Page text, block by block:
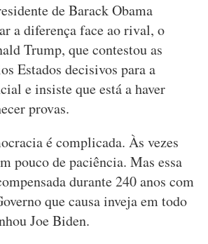
de Barack Obama
a diferença face ao rival, o
Trump, que contestou as
Estados decisivos para a
e insiste que está a haver
provas.
é complicada. Às vezes
pouco de paciência. Mas essa
durante 240 anos com
que causa inveja em todo
Joe Biden.